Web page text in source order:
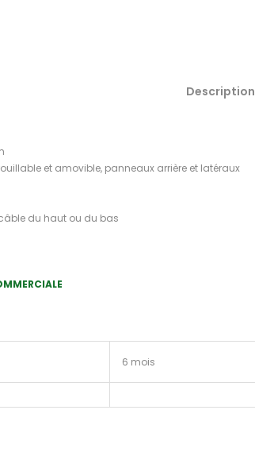
Description
et amovible, panneaux arrière et latéraux
du haut ou du bas
6 mois